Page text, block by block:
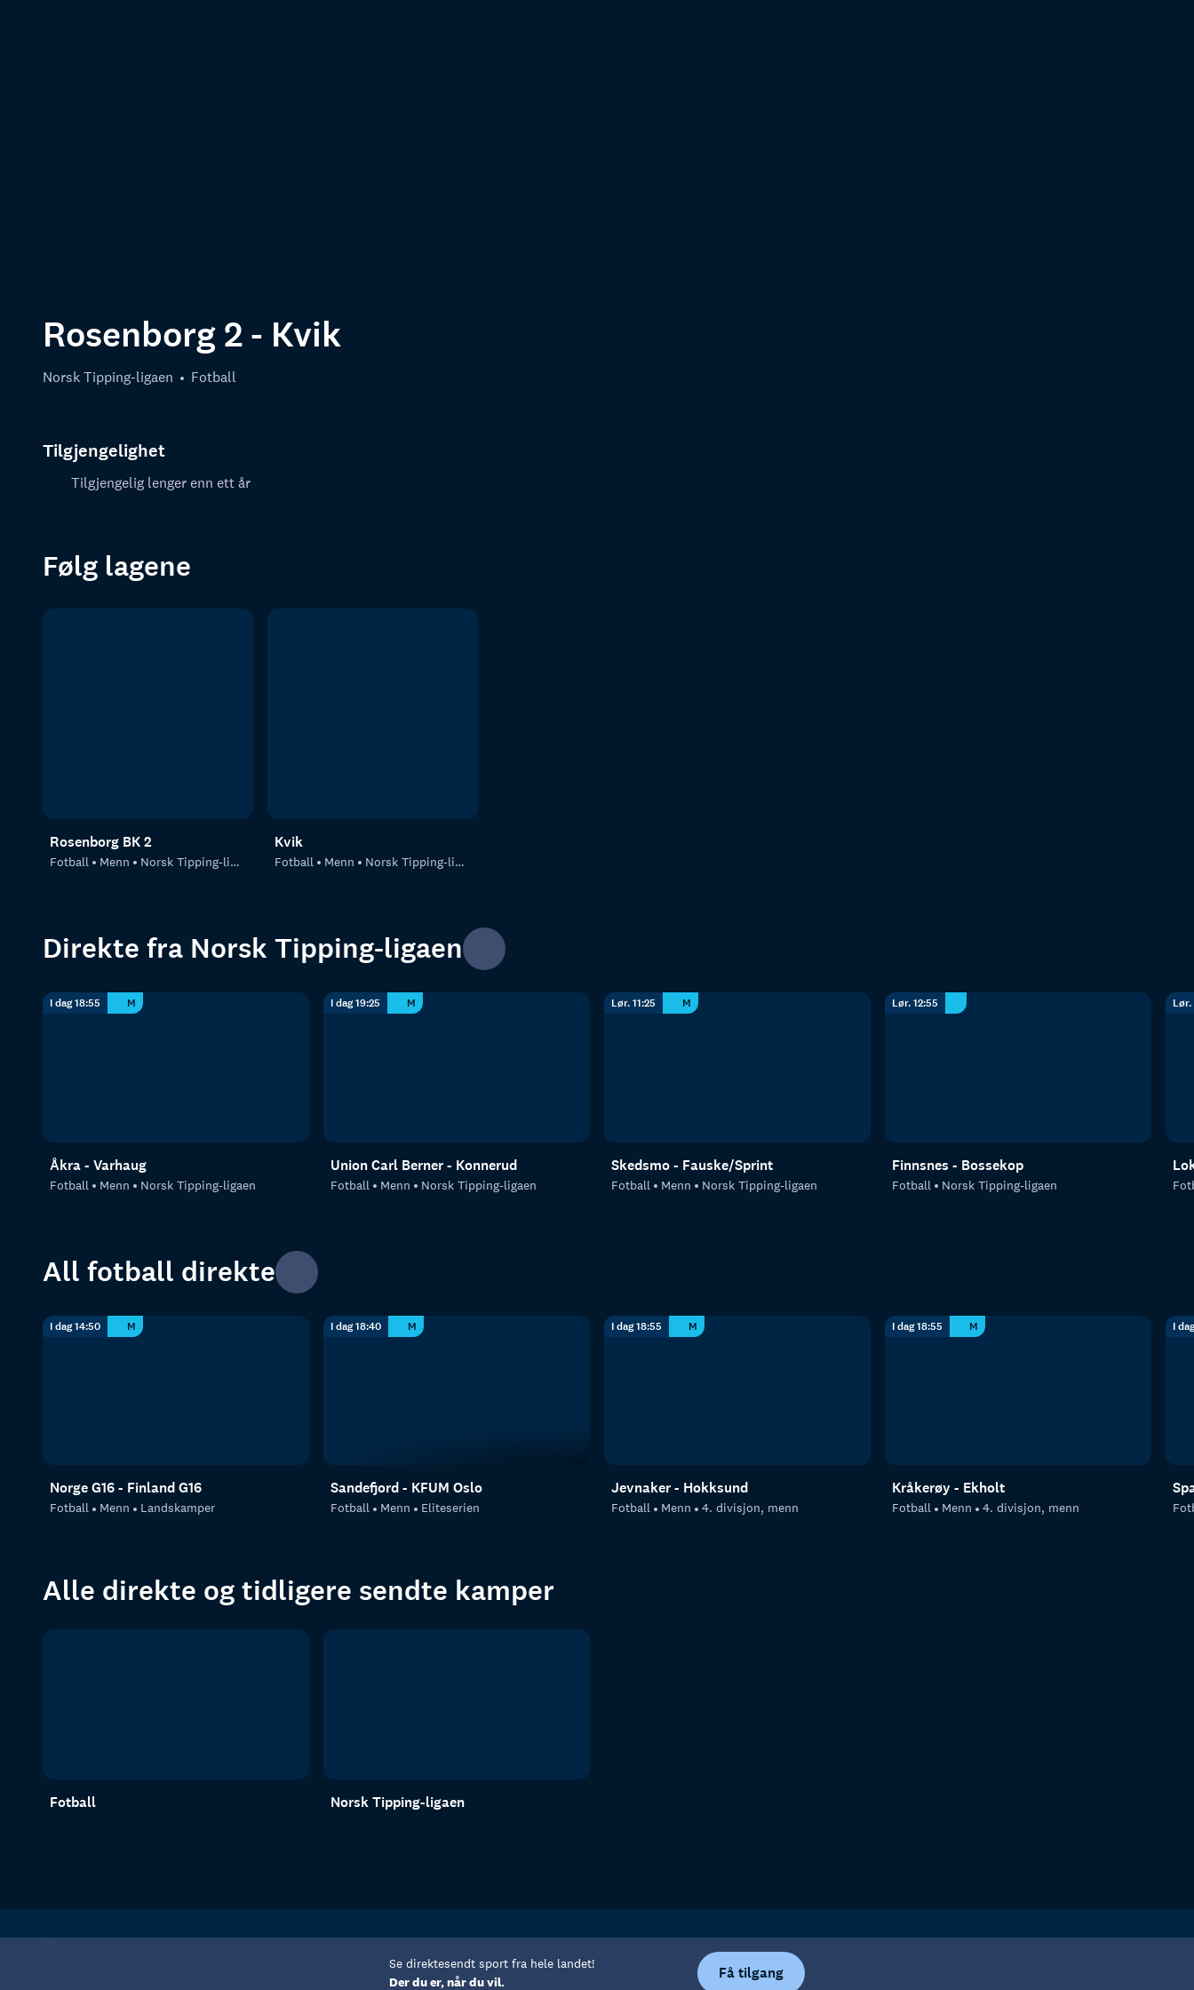
Se direktesendt sport fra hele landet!
Der du er, når du vil.
Få tilgang
Rosenborg 2 - Kvik
Norsk Tipping-ligaen Fotball
Tilgjengelighet
Tilgjengelig lenger enn ett år
Følg lagene
Rosenborg BK 2
Fotball Menn Norsk Tipping-ligaen
Kvik
Fotball Menn Norsk Tipping-ligaen
Direkte fra Norsk Tipping-ligaen
I dag 18:55 M
Åkra - Varhaug
Fotball Menn Norsk Tipping-ligaen
I dag 19:25 M
Union Carl Berner - Konnerud
Fotball Menn Norsk Tipping-ligaen
Lør. 11:25 M
Skedsmo - Fauske/Sprint
Fotball Menn Norsk Tipping-ligaen
Lør. 12:55
Finnsnes - Bossekop
Fotball Norsk Tipping-ligaen
Lør.
All fotball direkte
I dag 14:50 M
Norge G16 - Finland G16
Fotball Menn Landskamper
I dag 18:40 M
Sandefjord - KFUM Oslo
Fotball Menn Eliteserien
I dag 18:55 M
Jevnaker - Hokksund
Fotball Menn 4. divisjon, menn
I dag 18:55 M
Kråkerøy - Ekholt
Fotball Menn 4. divisjon, menn
I
Alle direkte og tidligere sendte kamper
Fotball Norsk Tipping-ligaen